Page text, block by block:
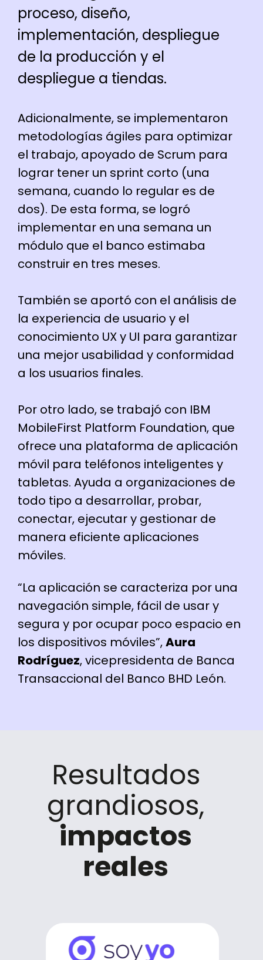
proceso, diseño,
implementación, despliegue
de la producción y el
despliegue a tiendas.
Adicionalmente, se implementaron
metodologías ágiles para optimizar
el trabajo, apoyado de Scrum para
lograr tener un sprint corto (una
semana, cuando lo regular es de
dos). De esta forma, se logró
implementar en una semana un
módulo que el banco estimaba
construir en tres meses.
También se aportó con el análisis de
la experiencia de usuario y el
conocimiento UX y UI para garantizar
una mejor usabilidad y conformidad
a los usuarios finales.
Por otro lado, se trabajó con IBM
MobileFirst Platform Foundation, que
ofrece una plataforma de aplicación
móvil para teléfonos inteligentes y
tabletas. Ayuda a organizaciones de
todo tipo a desarrollar, probar,
conectar, ejecutar y gestionar de
manera eficiente aplicaciones
móviles.
“La aplicación se caracteriza por una
navegación simple, fácil de usar y
segura y por ocupar poco espacio en
los dispositivos móviles”,Aura
Rodríguez, vicepresidenta de Banca
Transaccional del Banco BHD León.
Resultados
grandiosos,
impactos
reales